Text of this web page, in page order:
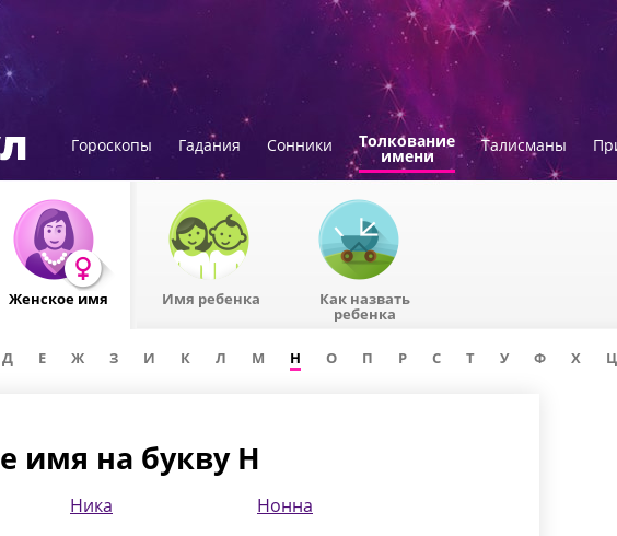
Гороскопы Гадания Сонники Толкование
имени
Талисманы
Женское имя Имя ребенка Как назвать
ребенка
Д Е Ж З И К Л М Н О П Р С Т У Ф Х Ц
имя на букву Н
Ника
Нонна